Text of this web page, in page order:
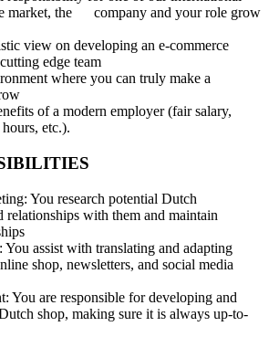
market, the company and your role grow
view on developing an e-commerce
edge team
where you can truly make a
of a modern employer (fair salary,
etc.).
You research potential Dutch
relationships with them and maintain
You assist with translating and adapting
shop, newsletters, and social media
You are responsible for developing and
shop, making sure it is always up-to-